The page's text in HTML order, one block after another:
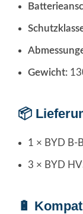
Gewicht:
📦
1 × BYD B-
3 × BYD
🔋